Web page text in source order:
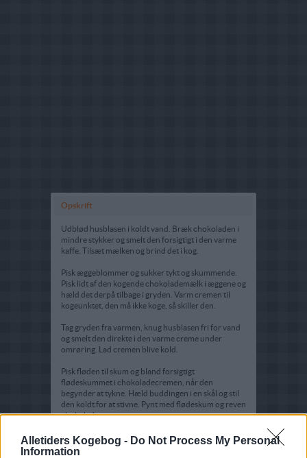
Alletiders Kogebog - Do Not Process My Personal
Information
Opskrift
Udblød husblasen i koldt vand. Bræk chokoladen i
mindre stykker og smelt den forsigtigt i den varme
kaffe. Tilsæt mælken og brind det i kog.
Pisk æggeblommer og sukker tykt og skummende.
Pisk lidt af den kogende chokolademælk i æggene og
hæld det derpå tilbage i gryden. Varm cremen til
kogeunktet, den må ikke koge, så skiller den.
Tag gryden fra varmen, knug husblasen fri for vand
og smelt den direkte i den varme creme under
omrøring. Lad cremen blive kold.
Pisk fløden til skum og bland forsigtigt
flødeskummet i chokoladecremen, når den
begynder at tykne. Hæld buddingen i en skål og stil
den koldt for at stivne. Pynt med flødeskum og reven
chokolade.
Tips: